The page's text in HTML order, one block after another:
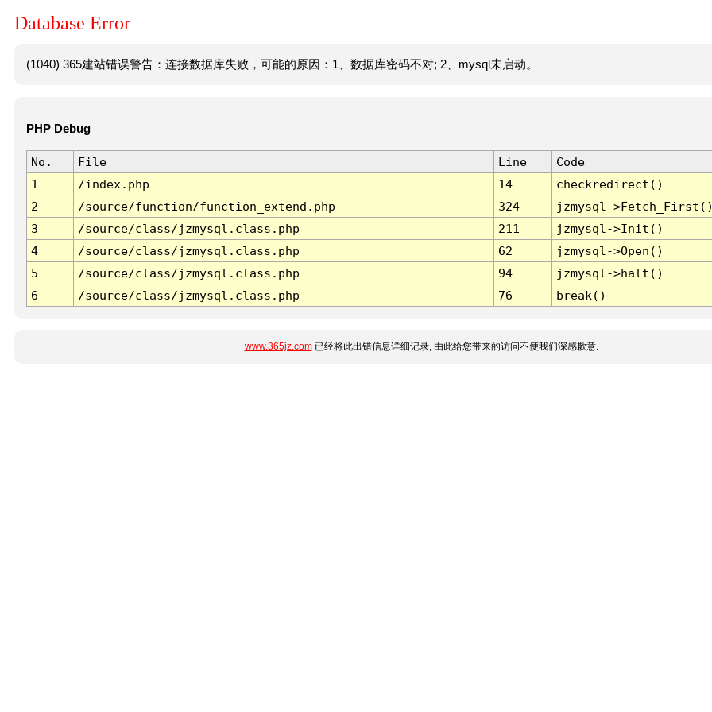
Database Error
(1040) 365建站错误警告：连接数据库失败，可能的原因：1、数据库密码不对; 2、mysql未启动。
PHP Debug
No. File Line
Code
1
/index.php 14
checkredirect()
2
/source/function/function_extend.php 324
jzmysql-
3
/source/class/jzmysql.class.php 211
jzmysql->Init()
4
/source/class/jzmysql.class.php 62
jzmysql->Open()
5
/source/class/jzmysql.class.php 94
jzmysql->halt()
6
/source/class/jzmysql.class.php 76 break()
www.365jz.com已经将此出错信息详细记录, 由此给您带来的访问不便我们深感歉意.